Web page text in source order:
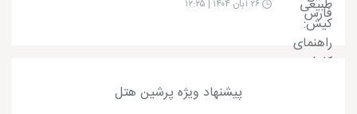
پیشنهاد ویژه پرشین هتل